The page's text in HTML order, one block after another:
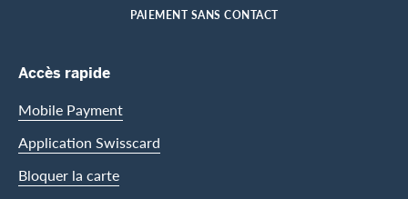
PAIEMENT SANS CONTACT
Footer Navigation
Accès rapide
Mobile Payment
Application Swisscard
Bloquer la carte